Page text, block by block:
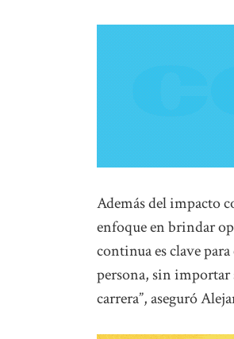
Además del impacto
enfoque en brindar
continua es clave
persona, sin importar
carrera”, aseguró